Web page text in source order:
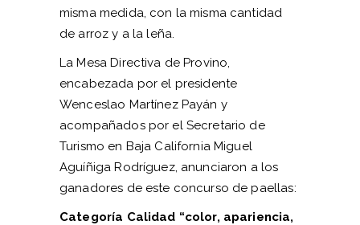
misma medida, con la misma cantidad
de arroz y a la leña.
La Mesa Directiva de Provino,
encabezada por el presidente
Wenceslao Martínez Payán y
acompañados por el Secretario de
Turismo en Baja California Miguel
Aguíñiga Rodríguez, anunciaron a los
ganadores de este concurso de paellas:
Categoría Calidad “color, apariencia,